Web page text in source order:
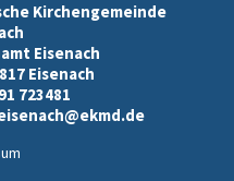
Kirchengemeinde
Eisenach
Eisenach
723481